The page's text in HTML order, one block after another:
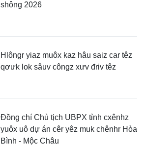
shông 2026
Hlôngr yiaz muôx kaz hâu saiz car têz
qơưk lok sâuv côngz xưv đriv têz
Đồng chí Chủ tịch UBPX tỉnh cxênhz
yuôx uô dự án cêr yêz muk chênhr Hòa
Bình - Mộc Châu